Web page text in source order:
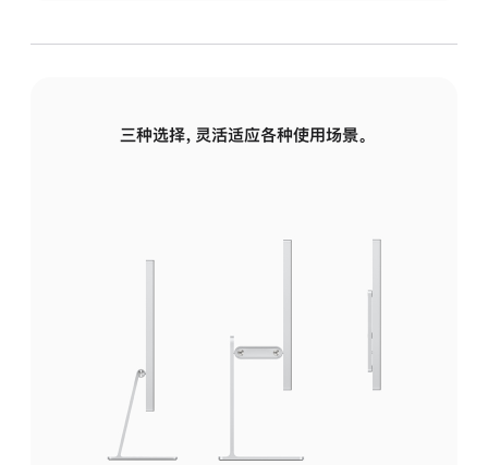
三种选择，灵活适应各种使用场景。